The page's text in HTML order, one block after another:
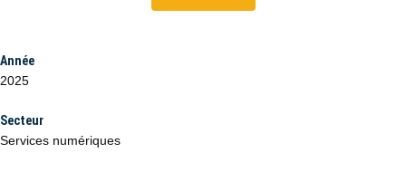
Année
2025
Secteur
Services numériques